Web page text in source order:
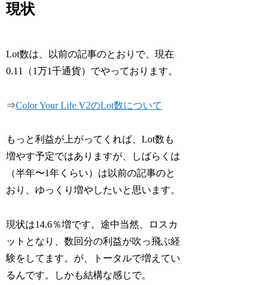
現状
Lot数は、以前の記事のとおりで、現在
0.11（1万1千通貨）でやっております。
⇒Color Your Life V2のLot数について
もっと利益が上がってくれば、Lot数も
増やす予定ではありますが、しばらくは
（半年〜1年くらい）は以前の記事のと
おり、ゆっくり増やしたいと思います。
現状は14.6％増です。途中当然、ロスカ
ットとなり、数回分の利益が吹っ飛ぶ経
験をしてます。が、トータルで増えてい
るんです。しかも結構な感じで。